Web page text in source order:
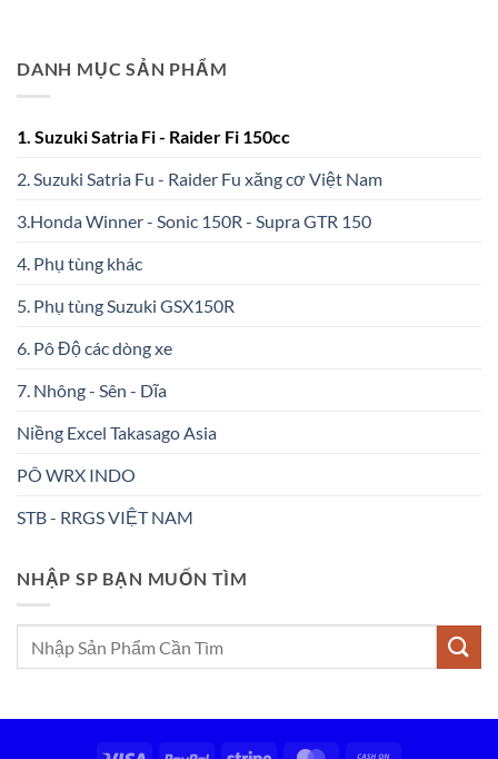
DANH MỤC SẢN PHẨM
1. Suzuki Satria Fi - Raider Fi 150cc
2. Suzuki Satria Fu - Raider Fu xăng cơ Việt Nam
3.Honda Winner - Sonic 150R - Supra GTR 150
4. Phụ tùng khác
5. Phụ tùng Suzuki GSX150R
6. Pô Độ các dòng xe
7. Nhông - Sên - Dĩa
Niềng Excel Takasago Asia
PÔ WRX INDO
STB - RRGS VIỆT NAM
NHẬP SP BẠN MUỐN TÌM